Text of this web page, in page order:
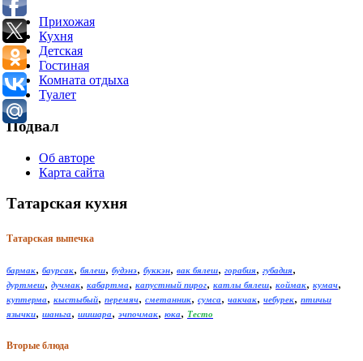
Прихожая
Кухня
Детская
Гостиная
Комната отдыха
Туалет
Подвал
Об авторе
Карта сайта
Татарская кухня
Татарская выпечка
бармак, баурсак, бялеш, будэнэ, буккэн, вак бялеш, горабия, губадия,
дуртмеш, дучмак, кабартма, капустный пирог, катлы бялеш, коймак, кумач,
куптерма, кыстыбый, перемяч, сметанник, сумса, чакчак, чебурек, птичьи
язычки, шаньга, шишара, эчпочмак, юка, Тесто
Вторые блюда